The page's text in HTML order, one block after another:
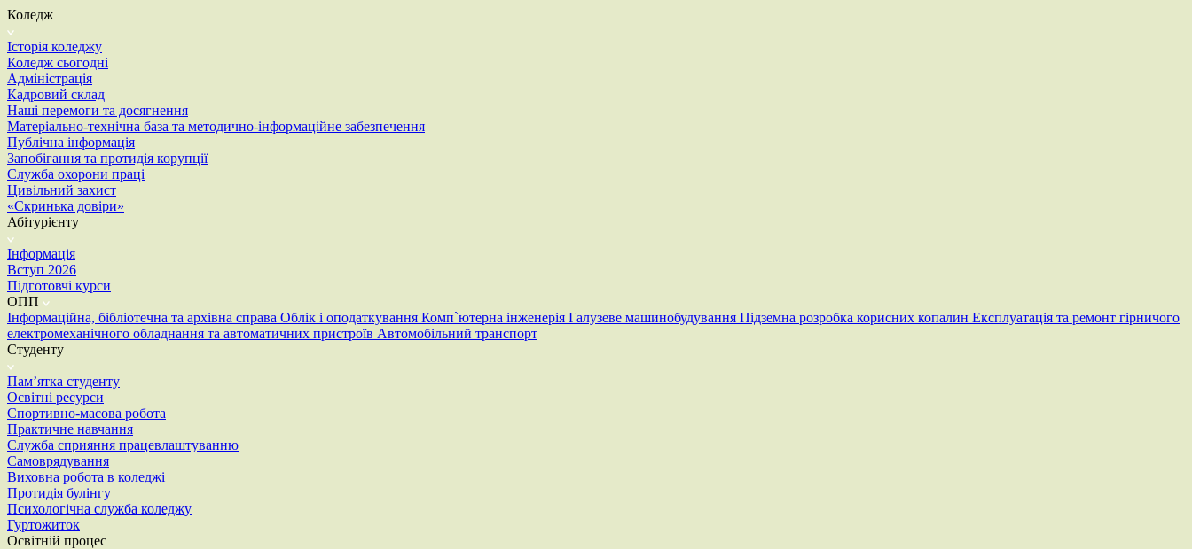
Коледж
Історія коледжу
Коледж сьогодні
Адміністрація
Кадровий склад
Наші перемоги та досягнення
Матеріально-технічна база та методично-інформаційне забезпечення
Публічна інформація
Запобігання та протидія корупції
Служба охорони праці
Цивільний захист
«Скринька довіри»
Абітурієнту
Інформація
Вступ 2026
Підготовчі курси
ОПП
Інформаційна, бібліотечна та архівна справа Облік і оподаткування Комп`ютерна інженерія Галузеве машинобудування Підземна розробка корисних копалин Експлуатація та ремонт гірничого
електромеханічного обладнання та автоматичних пристроїв Автомобільний транспорт
Студенту
Пам’ятка студенту
Освітні ресурси
Спортивно-масова робота
Практичне навчання
Служба сприяння працевлаштуванню
Самоврядування
Виховна робота в коледжі
Протидія булінгу
Психологічна служба коледжу
Гуртожиток
Освітній процес